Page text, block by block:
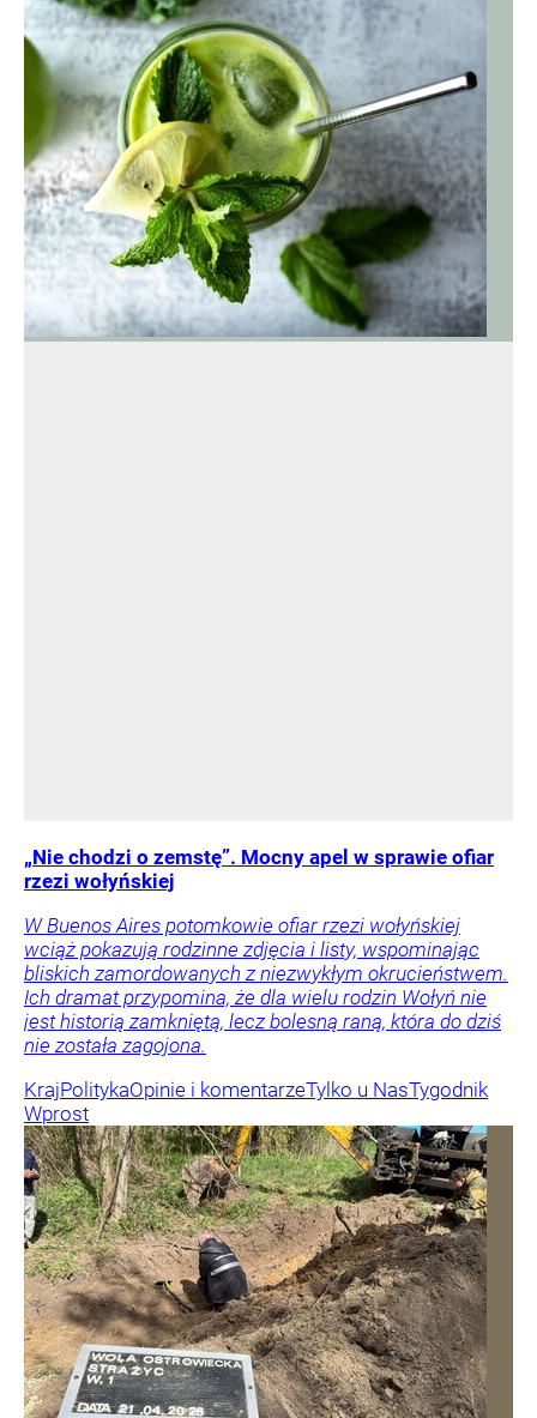
„Nie chodzi o zemstę”. Mocny apel w sprawie ofiar
rzezi wołyńskiej
W Buenos Aires potomkowie ofiar rzezi wołyńskiej
wciąż pokazują rodzinne zdjęcia i listy, wspominając
bliskich zamordowanych z niezwykłym okrucieństwem.
Ich dramat przypomina, że dla wielu rodzin Wołyń nie
jest historią zamkniętą, lecz bolesną raną, która do dziś
nie została zagojona.
KrajPolitykaOpinie i komentarzeTylko u NasTygodnik
Wprost